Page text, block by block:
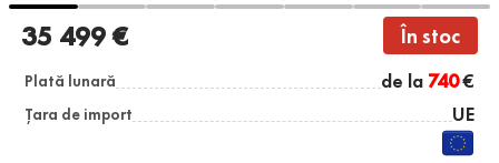
35 499 € În stoc
Plată lunară de la 740€
Țara de import UE